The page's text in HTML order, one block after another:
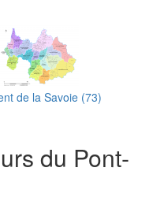
de la Savoie (73)
du Pont-